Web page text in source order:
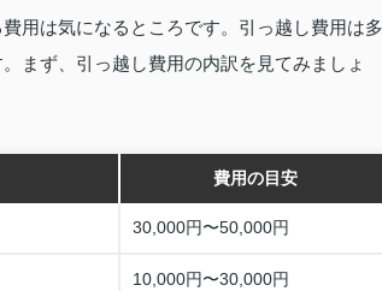
用は気になるところです。引っ越し費用は多
まず、引っ越し費用の内訳を見てみましょ
費用の目安
30,000円〜50,000円
10,000円〜30,000円